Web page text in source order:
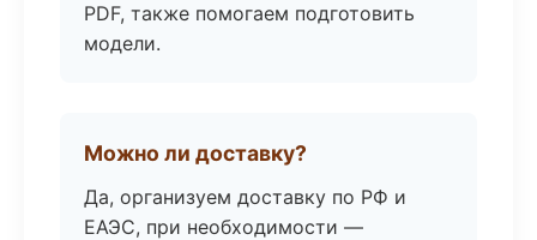
PDF, также помогаем подготовить
модели.
Можно ли доставку?
Да, организуем доставку по РФ и
ЕАЭС, при необходимости —